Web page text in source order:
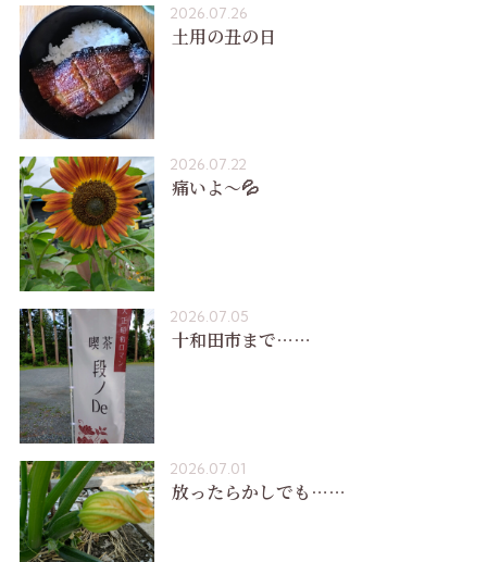
2026.07.26
土用の丑の日
2026.07.22
痛いよ〜💦
2026.07.05
十和田市まで……
2026.07.01
放ったらかしでも……